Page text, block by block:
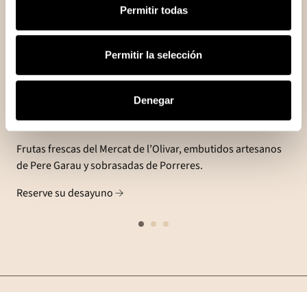
Permitir todas
Permitir la selección
Denegar
Desayuno con producto local
Frutas frescas del Mercat de l’Olivar, embutidos artesanos
de Pere Garau y sobrasadas de Porreres.
Reserve su desayuno